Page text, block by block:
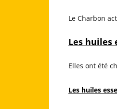
Le Charbon
Les huiles
Elles ont été
Les huiles